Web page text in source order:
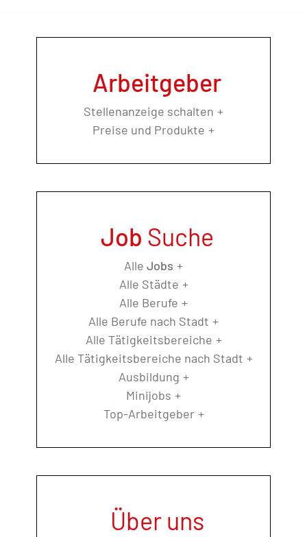
Arbeitgeber
Stellenanzeige schalten
Preise und Produkte
Job Suche
Alle Jobs
Alle Städte
Alle Berufe
Alle Berufe nach Stadt
Alle Tätigkeitsbereiche
Alle Tätigkeitsbereiche nach Stadt
Ausbildung
Minijobs
Top-Arbeitgeber
Über uns